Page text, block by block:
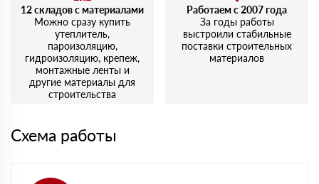
12 складов с материалами
Можно сразу купить
утеплитель,
пароизоляцию,
гидроизоляцию, крепеж,
монтажные ленты и
другие материалы для
строительства
Работаем с 2007 года
За годы работы
выстроили стабильные
поставки строительных
материалов
Схема работы